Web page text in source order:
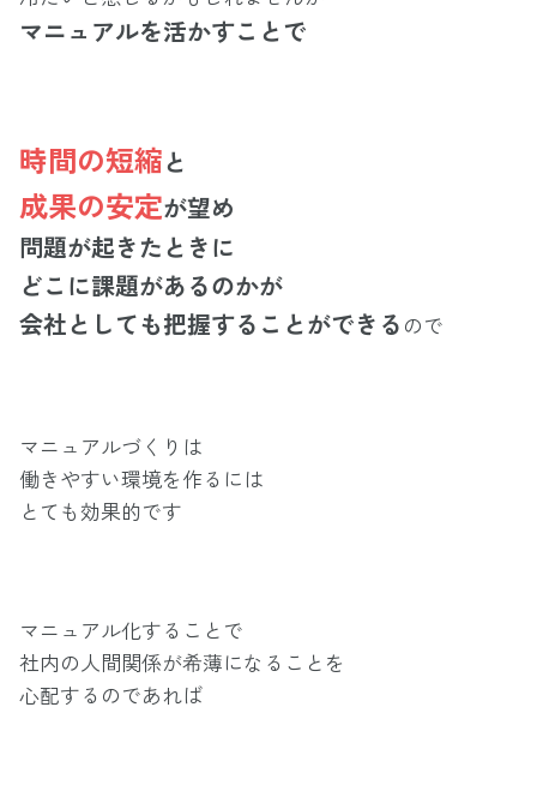
マニュアルを活かすことで
時間の短縮と
成果の安定が望め
問題が起きたときに
どこに課題があるのかが
会社としても把握することができる ので
マニュアルづくりは
働きやすい環境を作るには
とても効果的です
マニュアル化することで
社内の人間関係が希薄になることを
心配するのであれば